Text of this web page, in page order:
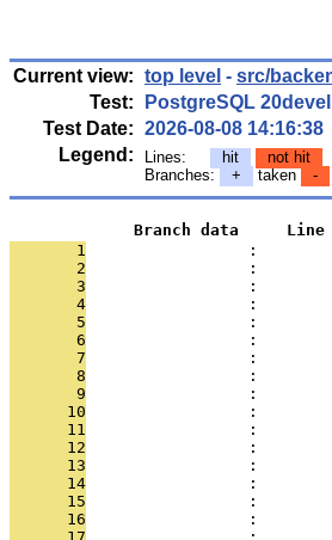
Current view: top level - src/
Test:
PostgreSQL 20devel
Test Date: 2026-08-08 14:16:38
Legend:
Lines: hit
not hit
Branches:
+ taken -
Branch data     Line
       1
:
       2
:
       3
:
       4
:
       5
:
       6
:
       7
:
       8
:
       9
:
      10
:
      11
:
      12
:
      13
:
      14
:
      15
:
      16
: